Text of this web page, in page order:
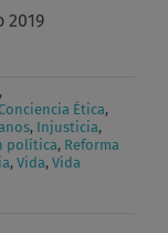
2019
,
Ética,
, Injusticia,
política, Reforma
, Vida, Vida